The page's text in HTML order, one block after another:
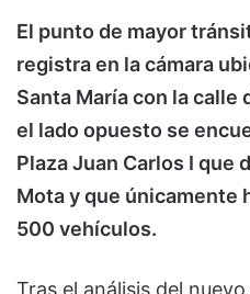
El punto de mayor
registra en la cámara
Santa María con la calle
el lado opuesto se
Plaza Juan Carlos I que
Mota y que únicamente
500 vehículos.
Tras el análisis del